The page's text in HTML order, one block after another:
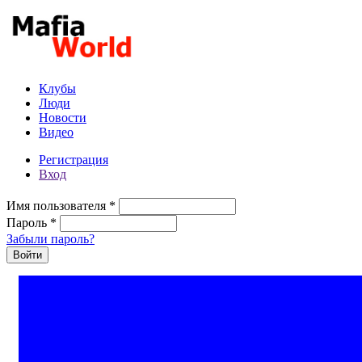
Перейти к основному содержанию
Клубы
Люди
Новости
Видео
Регистрация
Вход
Имя пользователя *
Пароль *
Забыли пароль?